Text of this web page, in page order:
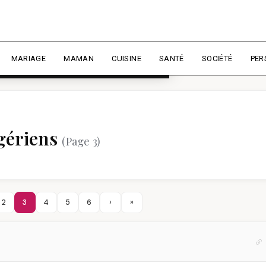
et mesurer l'audience.
MARIAGE MAMAN CUISINE SANTÉ SOCIÉTÉ
(Page 3)
2 3 4 5 6 › »